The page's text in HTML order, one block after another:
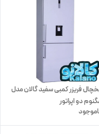
فریزر کمبی سفید گالان مدل
دو اپراتور